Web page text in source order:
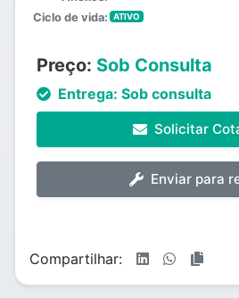
Ciclo de vida:
ATIVO
Preço: Sob Consulta
Entrega: Sob consulta
Solicitar
Enviar para
Compartilhar: